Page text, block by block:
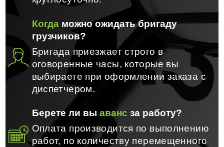
Когдаможно ожидать бригаду
грузчиков?
Бригада приезжает строго в
оговоренные часы, которые вы
выбираете при оформлении заказа с
диспетчером.
Берете ли вы аванс за работу?
Оплата производится по выполнению
работ, по количеству перемещенного